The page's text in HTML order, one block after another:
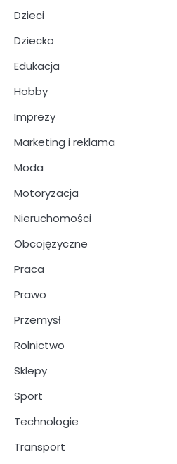
Dzieci
Dziecko
Edukacja
Hobby
Imprezy
Marketing i reklama
Moda
Motoryzacja
Nieruchomości
Obcojęzyczne
Praca
Prawo
Przemysł
Rolnictwo
Sklepy
Sport
Technologie
Transport